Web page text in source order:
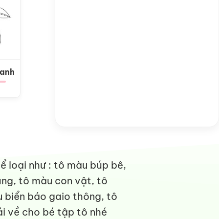
loại như : tô màu búp bê,
tô màu con vật, tô
biển báo gaio thông, tô
về cho bé tập tô nhé